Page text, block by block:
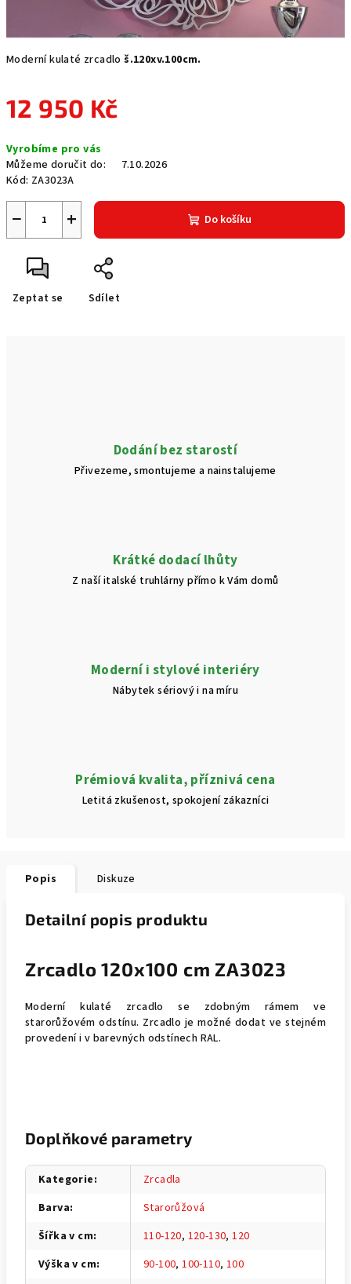
Moderní kulaté zrcadloš.120xv.100cm.
12 950 Kč
cena:
Vyrobíme pro vás
Můžeme doručit do:
7.10.2026
Kód: ZA3023A
+
− Do košíku
Zeptat se Sdílet
Dodání bez starostí
Přivezeme, smontujeme a nainstalujeme
Krátké dodací lhůty
Z naší italské truhlárny přímo k Vám domů
Moderní i stylové interiéry
Nábytek sériový i na míru
Prémiová kvalita, příznivá cena
Letitá zkušenost, spokojení zákazníci
Popis Diskuze
Detailní popis produktu
Zrcadlo 120x100 cm ZA3023
Moderní kulaté zrcadlo se zdobným rámem ve
starorůžovém odstínu. Zrcadlo je možné dodat ve stejném
provedení i v barevných odstínech RAL.
Doplňkové parametry
Kategorie:
Zrcadla
Barva:
Starorůžová
Šířka v cm: 110-120, 120-130,120
Výška v cm: 90-100,100-110, 100